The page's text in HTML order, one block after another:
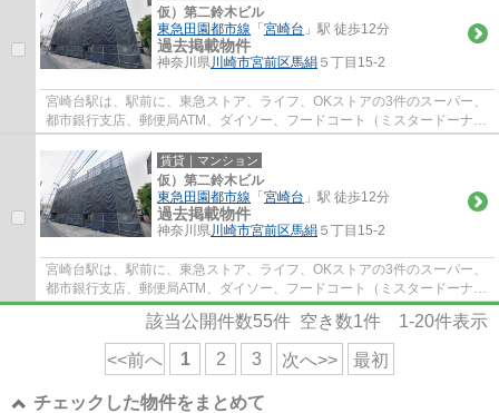
仮）第二鈴木ビル
東急田園都市線 「 宮崎台 」駅 徒歩12分
過去掲載物件
神奈川県川崎市宮前区馬絹 ５丁目15-2
宮崎台駅は、駅前に、東急ストア、ライフ、OKストアの3件のスーパー、
都市銀行支店、郵便局ATM、ダイソー、フードコート（ミスタードーナ
ツ、ケンタッキー、タリーズ、銀だこ）等があ...
賃貸｜マンション
仮）第二鈴木ビル
東急田園都市線 「 宮崎台 」駅 徒歩12分
過去掲載物件
神奈川県川崎市宮前区馬絹 ５丁目15-2
宮崎台駅は、駅前に、東急ストア、ライフ、OKストアの3件のスーパー、
都市銀行支店、郵便局ATM、ダイソー、フードコート（ミスタードーナ
ツ、ケンタッキー、タリーズ、銀だこ）等があ...
該当公開件数55件 空き数1件 1-20件表示
<<前へ 1 2 3 次へ>> 最初
チェックした物件をまとめて